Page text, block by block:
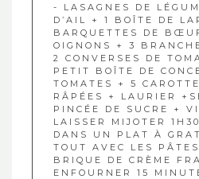
- LASAGNES DE
D’AIL + 1 BOÎTE DE
BARQUETTES DE
OIGNONS + 3
2 CONVERSES DE
PETIT BOÎTE DE
TOMATES + 5
RÂPÉES + LAURIER
PINCÉE DE SUCRE +
LAISSER MIJOTER 1H30
DANS UN PLAT À
TOUT AVEC LES
BRIQUE DE CRÈME
ENFOURNER 15